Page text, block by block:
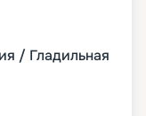
самые
/ Гладильная